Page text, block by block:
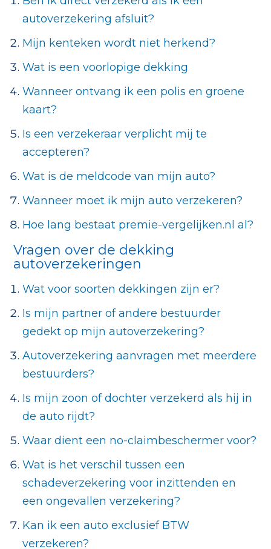
autoverzekering afsluit?
Mijn kenteken wordt niet herkend?
Wat is een voorlopige dekking
Wanneer ontvang ik een polis en groene
kaart?
Is een verzekeraar verplicht mij te
accepteren?
Wat is de meldcode van mijn auto?
Wanneer moet ik mijn auto verzekeren?
Hoe lang bestaat premie-vergelijken.nl al?
Vragen over de dekking
autoverzekeringen
Wat voor soorten dekkingen zijn er?
Is mijn partner of andere bestuurder
gedekt op mijn autoverzekering?
Autoverzekering aanvragen met meerdere
bestuurders?
Is mijn zoon of dochter verzekerd als hij in
de auto rijdt?
Waar dient een no-claimbeschermer voor?
Wat is het verschil tussen een
schadeverzekering voor inzittenden en
een ongevallen verzekering?
Kan ik een auto exclusief BTW
verzekeren?